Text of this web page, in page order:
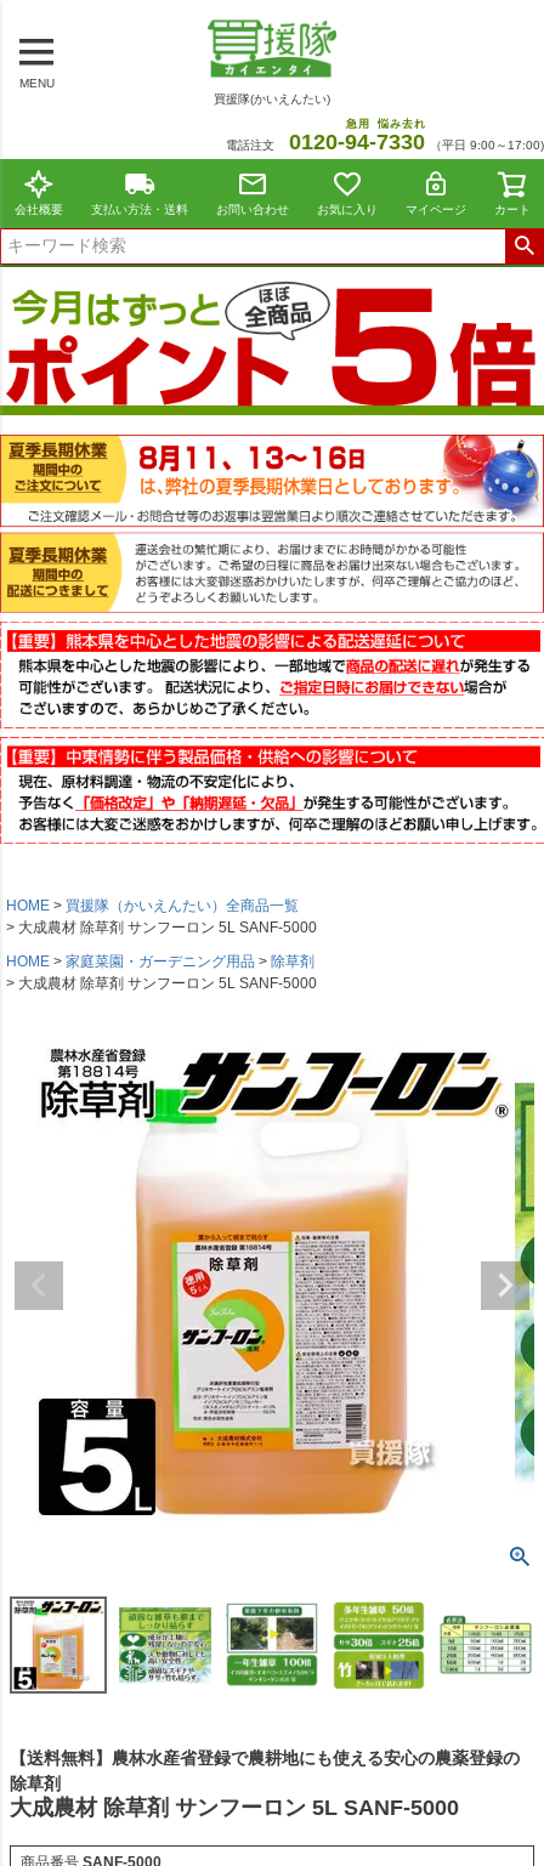
MENU
買援隊(かいえんたい)
電話注文 0120-94
急用
-7330
悩み去れ
（平日 9:00～17:00)
会社概要 支払い方法・送料 お問い合わせ お気に入り マイページ カート
HOME
買援隊（かいえんたい）全商品一覧
大成農材 除草剤 サンフーロン 5L SANF-5000
HOME
家庭菜園・ガーデニング用品
除草剤
大成農材 除草剤 サンフーロン 5L SANF-5000
【送料無料】農林水産省登録で農耕地にも使える安心の農薬登録の
除草剤
大成農材 除草剤 サンフーロン 5L SANF-5000
商品番号 SANF-5000